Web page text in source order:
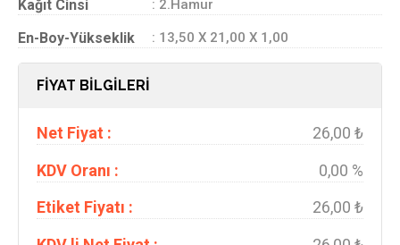
Kağıt Cinsi : 2.Hamur
En-Boy-Yükseklik : 13,50 X 21,00 X 1,00
FİYAT BİLGİLERİ
Net Fiyat :
26,00 ₺
KDV Oranı :
0,00 %
Etiket Fiyatı :
26,00 ₺